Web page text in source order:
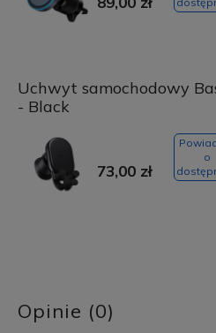
Uchwyt samochodowy
- Black
73,00 zł
o
Opinie (0)